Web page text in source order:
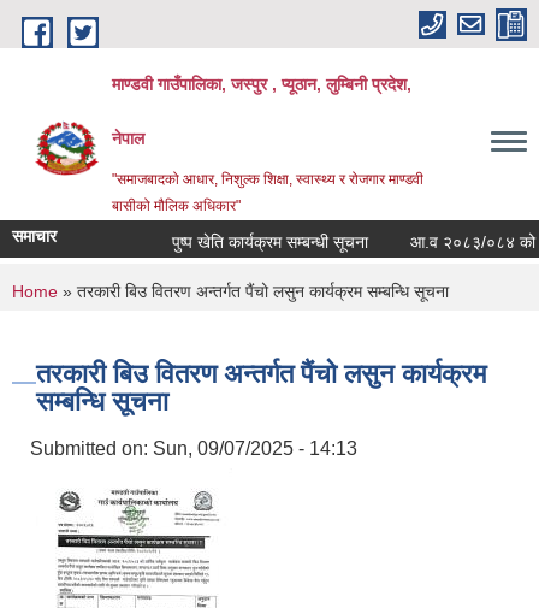
Skip to main content
माण्डवी गाउँपालिका, जस्पुर , प्यूठान, लुम्बिनी प्रदेश,
नेपाल
"समाजबादको आधार, निशुल्क शिक्षा, स्वास्थ्य र रोजगार माण्डवी
बासीको मौलिक अधिकार"
समाचार पुष्प खेति कार्यक्रम सम्बन्धी सूचना आ.व २०८३/०८४ को
You are here
Home » तरकारी बिउ वितरण अन्तर्गत पैंचो लसुन कार्यक्रम सम्बन्धि सूचना
तरकारी बिउ वितरण अन्तर्गत पैंचो लसुन कार्यक्रम
सम्बन्धि सूचना
Submitted on: Sun, 09/07/2025 - 14:13